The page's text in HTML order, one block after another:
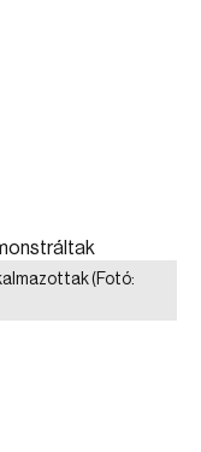
(Fotó: